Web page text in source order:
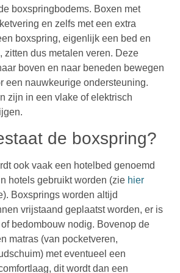
boxspringbodems. Boxen met
en zelfs met een extra
boxspring, eigenlijk een bed en
zitten dus metalen veren. Deze
boven en naar beneden bewegen
een nauwkeurige ondersteuning.
zijn in een vlake of elektrisch
de boxspring?
ook vaak een hotelbed genoemd
hotels gebruikt worden (zie hier
Boxsprings worden altijd
vrijstaand geplaatst worden, er is
bedombouw nodig. Bovenop de
matras (van pocketveren,
met eventueel een
dit wordt dan een